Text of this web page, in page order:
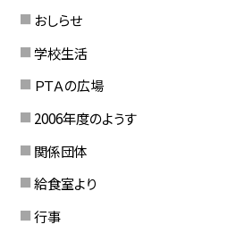
おしらせ
学校生活
ＰＴＡの広場
2006年度のようす
関係団体
給食室より
行事